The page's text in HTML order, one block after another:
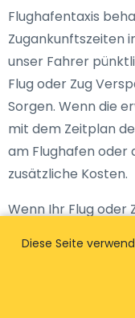
Flughafentaxis
Zugankunftszeiten
unser Fahrer
Flug oder Zug
Sorgen. Wenn die
mit dem Zeitplan
am Flughafen oder
zusätzliche Kosten.
Wenn Ihr Flug
und Sie pünktlich
ersparen. Es fallen
Diese Seite